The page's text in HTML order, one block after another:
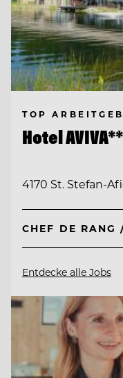
TOP
Hotel
4170 St. Stefan-
Entdecke alle Jobs